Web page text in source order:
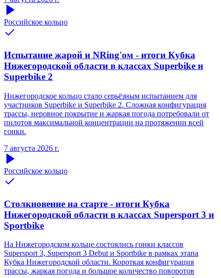
Российское кольцо
Испытание жарой и NRing'ом - итоги Кубка
Нижегородской области в классах Superbike и
Superbike 2
Нижегородское кольцо стало серьёзным испытанием для
участников Superbike и Superbike 2. Сложная конфигурация
трассы, неровное покрытие и жаркая погода потребовали от
пилотов максимальной концентрации на протяжении всей
гонки.
7 августа 2026 г.
Российское кольцо
Столкновение на старте - итоги Кубка
Нижегородской области в классах Supersport 3 и
Sportbike
На Нижегородском кольце состоялись гонки классов
Supersport 3, Supersport 3 Debut и Sportbike в рамках этапа
Кубка Нижегородской области. Короткая конфигурация
трассы, жаркая погода и большое количество поворотов